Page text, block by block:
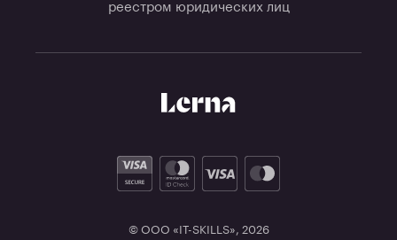
реестром юридических лиц
© ООО «IT-SKILLS», 2026